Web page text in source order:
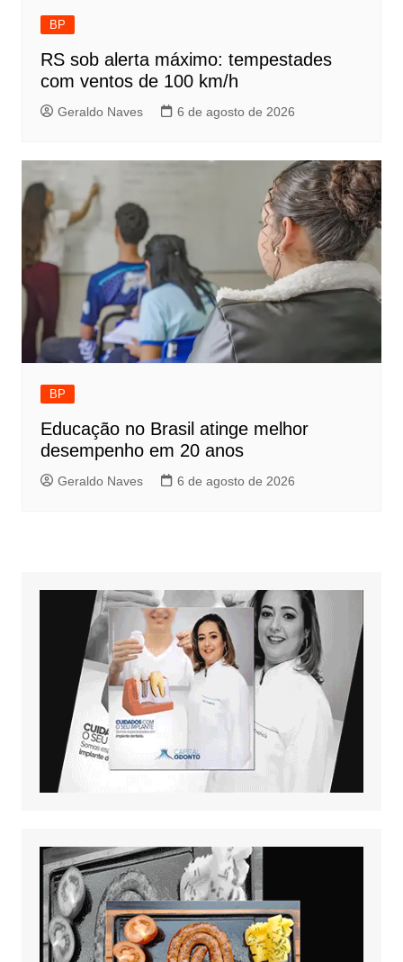
BP
RS sob alerta máximo: tempestades
com ventos de 100 km/h
Geraldo Naves 6 de agosto de 2026
BP
Educação no Brasil atinge melhor
desempenho em 20 anos
Geraldo Naves 6 de agosto de 2026